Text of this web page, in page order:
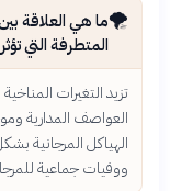
🌪️ما هي العلاقة
المتطرفة التي
تزيد التغيرات
العواصف المدارية
الهياكل المرجانية
ووفيات جماعية